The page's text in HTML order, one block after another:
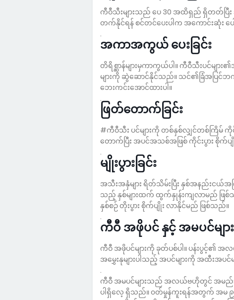
ကီဝီသီးများသည် ပေ 30 အထိရှည် ရှိတတ်ပြီး
တက်နိုင်ရန် စင်တင်ပေးပါက အကောင်းဆုံး
.
အကာအကွယ်‌ ပေးခြင်း
တိရိစ္ဆာန်များမှကာကွယ်ပါ။ ကီဝီသီးပင်မျ
များကို ဆွဲဆောင်နိုင်သည်။ သင်၏ခြံအပြင်ဘက်
ဘေးကင်းအောင်ထားပါ။
.
ဖြတ်တောက်ခြင်း
#ကီဝီသီး ပင်များကို တစ်နှစ်လျှင်တစ်ကြိမ် ကို
တောက်ပြီး အပင်အသစ်အဖြစ် ကိုင်းပွား စိုက်
.
မျိုးပွားခြင်း
အသီးအနှံများ ရိတ်သိမ်းပြီး နှစ်အနည်းင
သည့် နှစ်များထက် ထွက်နှုန်းကျလာမည် ဖြစ်သည်
နှစ်စဉ် တိုးပွား စိုက်ပျိုး လာနိုင်မည် ဖြစ်သည်။
.
ကီဝီ အဖိုပင် နှင့် အမပင်မျာ
ကီဝီ အဖိုပင်များကို ခုတ်ပစ်ပါ။ ပန်းပွင့်၏
အမွှေးနုများပါသည့် အပင်များကို အထီးအ
.
ကီဝီ အမပင်များသည် အလယ်ဗဟိုတွင် အမည်းစက်
ပါရှိလေ့ ရှိသည်။ ၀တ်မှုန်ကူးရန်အတွက် အမ ၉